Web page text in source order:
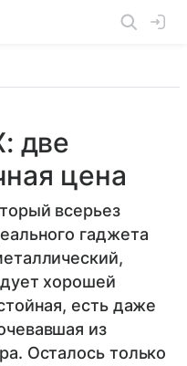
две
цена
всерьез
гаджета
хорошей
есть даже
из
Осталось только